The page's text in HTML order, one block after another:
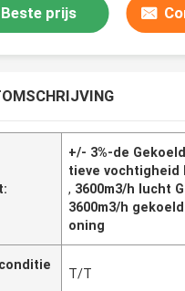
Beste prijs
+/- 3%-de
tieve vochtigheid
, 3600m3/h lucht
3600m3/h
oning
T/T